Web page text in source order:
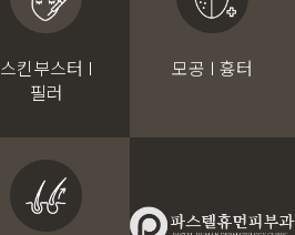
스킨부스터 I
필러
모공 I 흉터